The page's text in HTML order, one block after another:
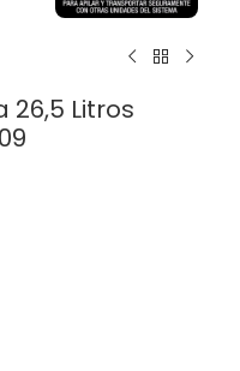
26,5 Litros